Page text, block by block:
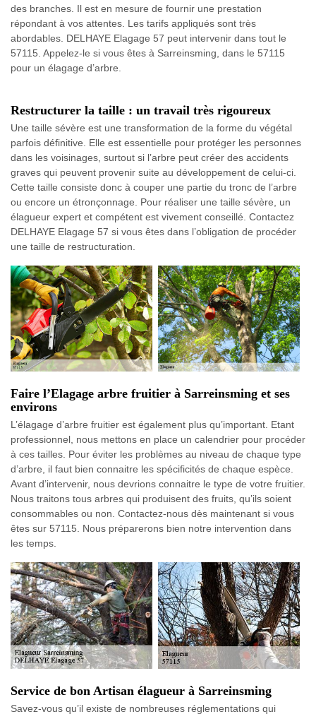
des branches. Il est en mesure de fournir une prestation
répondant à vos attentes. Les tarifs appliqués sont très
abordables. DELHAYE Elagage 57 peut intervenir dans tout le
57115. Appelez-le si vous êtes à Sarreinsming, dans le 57115
pour un élagage d’arbre.
Restructurer la taille : un travail très rigoureux
Une taille sévère est une transformation de la forme du végétal
parfois définitive. Elle est essentielle pour protéger les personnes
dans les voisinages, surtout si l’arbre peut créer des accidents
graves qui peuvent provenir suite au développement de celui-ci.
Cette taille consiste donc à couper une partie du tronc de l’arbre
ou encore un étronçonnage. Pour réaliser une taille sévère, un
élagueur expert et compétent est vivement conseillé. Contactez
DELHAYE Elagage 57 si vous êtes dans l’obligation de procéder
une taille de restructuration.
Faire l’Elagage arbre fruitier à Sarreinsming et ses
environs
L’élagage d’arbre fruitier est également plus qu’important. Etant
professionnel, nous mettons en place un calendrier pour procéder
à ces tailles. Pour éviter les problèmes au niveau de chaque type
d’arbre, il faut bien connaitre les spécificités de chaque espèce.
Avant d’intervenir, nous devrions connaitre le type de votre fruitier.
Nous traitons tous arbres qui produisent des fruits, qu’ils soient
consommables ou non. Contactez-nous dès maintenant si vous
êtes sur 57115. Nous préparerons bien notre intervention dans
les temps.
Service de bon Artisan élagueur à Sarreinsming
Savez-vous qu’il existe de nombreuses réglementations qui